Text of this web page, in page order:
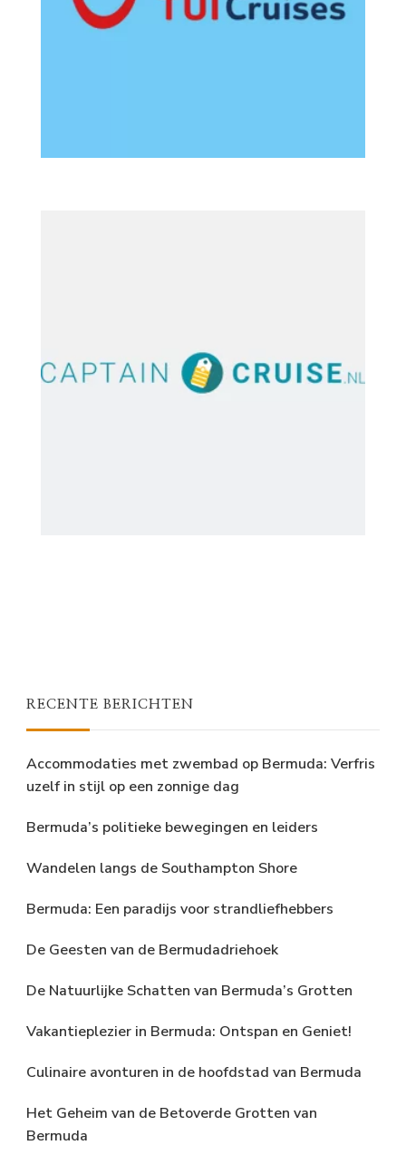
RECENTE BERICHTEN
Accommodaties met zwembad op Bermuda: Verfris
uzelf in stijl op een zonnige dag
Bermuda’s politieke bewegingen en leiders
Wandelen langs de Southampton Shore
Bermuda: Een paradijs voor strandliefhebbers
De Geesten van de Bermudadriehoek
De Natuurlijke Schatten van Bermuda’s Grotten
Vakantieplezier in Bermuda: Ontspan en Geniet!
Culinaire avonturen in de hoofdstad van Bermuda
Het Geheim van de Betoverde Grotten van
Bermuda